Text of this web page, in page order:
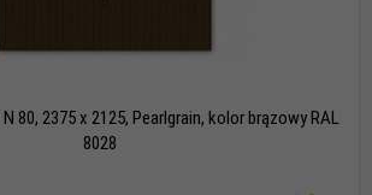
80, 2375 x 2125, Pearlgrain, kolor brązowy RAL
8028